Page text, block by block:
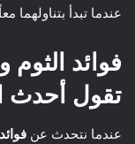
عندما تبدأ بتناولهما
فوائد
تقول أحدث
عندما نتحدث عن